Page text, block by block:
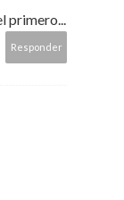
Responder